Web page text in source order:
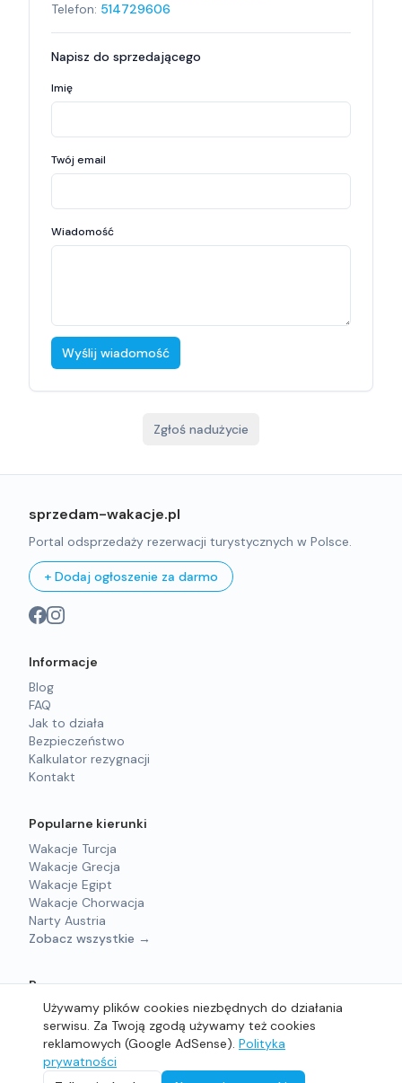
Telefon: 514729606
Napisz do sprzedającego
Imię
Twój email
Wiadomość
Wyślij wiadomość
Zgłoś nadużycie
sprzedam-wakacje.pl
Portal odsprzedaży rezerwacji turystycznych w Polsce.
+ Dodaj ogłoszenie za darmo
Informacje
Blog
FAQ
Jak to działa
Bezpieczeństwo
Kalkulator rezygnacji
Kontakt
Popularne kierunki
Wakacje Turcja
Wakacje Grecja
Wakacje Egipt
Wakacje Chorwacja
Narty Austria
Zobacz wszystkie →
Prawne
Regulamin
Polityka prywatności
Używamy plików cookies niezbędnych do działania
serwisu. Za Twoją zgodą używamy też cookies
reklamowych (Google AdSense). Polityka
prywatności